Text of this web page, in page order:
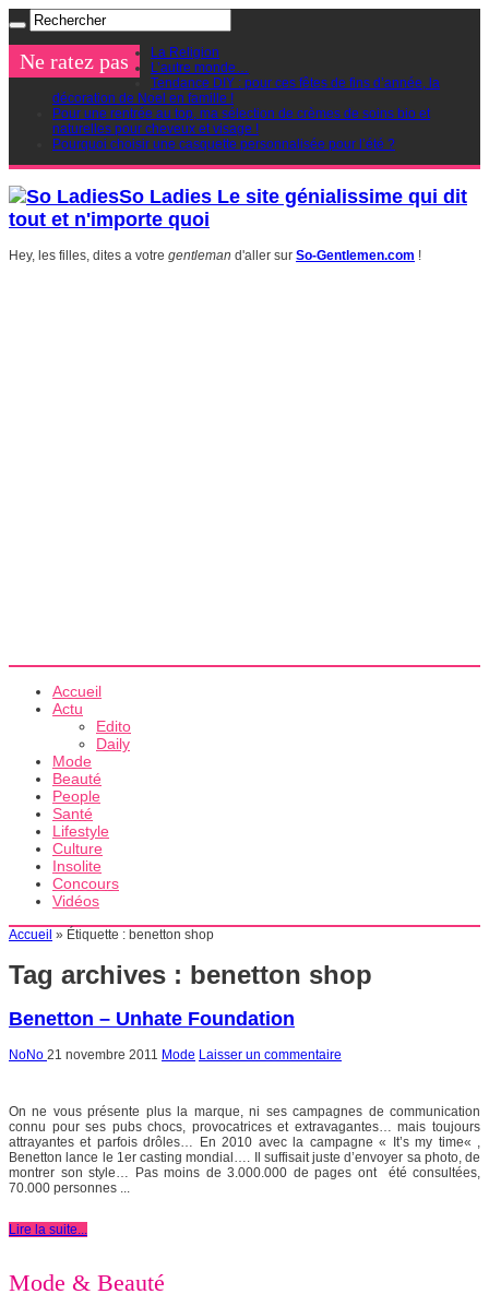
Ne ratez pas
La Religion
L’autre monde…
Tendance DIY : pour ces fêtes de fins d’année, la
décoration de Noel en famille !
Pour une rentrée au top, ma sélection de crèmes de soins bio et
naturelles pour cheveux et visage !
Pourquoi choisir une casquette personnalisée pour l’été ?
So Ladies Le site génialissime qui dit
tout et n'importe quoi
Hey, les filles, dites a votre gentleman d'aller sur So-Gentlemen.com !
Accueil
Actu
Edito
Daily
Mode
Beauté
People
Santé
Lifestyle
Culture
Insolite
Concours
Vidéos
Accueil » Étiquette : benetton shop
Tag archives : benetton shop
Benetton – Unhate Foundation
NoNo 21 novembre 2011 Mode Laisser un commentaire
On ne vous présente plus la marque, ni ses campagnes de communication
connu pour ses pubs chocs, provocatrices et extravagantes… mais toujours
attrayantes et parfois drôles… En 2010 avec la campagne « It’s my time« ,
Benetton lance le 1er casting mondial…. Il suffisait juste d’envoyer sa photo, de
montrer son style… Pas moins de 3.000.000 de pages ont été consultées,
70.000 personnes ...
Lire la suite...
Mode & Beauté